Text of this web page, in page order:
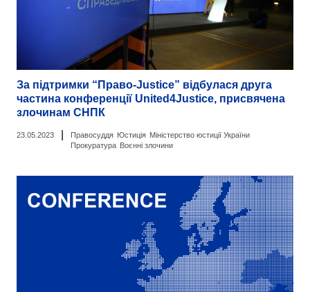
За підтримки “Право-Justice” відбулася друга
частина конференції United4Justice, присвячена
злочинам СНПК
23.05.2023 Правосуддя Юстиція Міністерство юстиції України
Прокуратура Воєнні злочини